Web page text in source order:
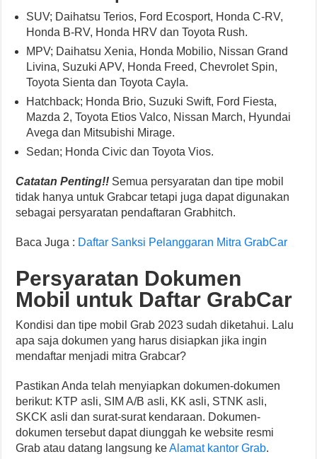
SUV; Daihatsu Terios, Ford Ecosport, Honda C-RV,
Honda B-RV, Honda HRV dan Toyota Rush.
MPV; Daihatsu Xenia, Honda Mobilio, Nissan Grand
Livina, Suzuki APV, Honda Freed, Chevrolet Spin,
Toyota Sienta dan Toyota Cayla.
Hatchback; Honda Brio, Suzuki Swift, Ford Fiesta,
Mazda 2, Toyota Etios Valco, Nissan March, Hyundai
Avega dan Mitsubishi Mirage.
Sedan; Honda Civic dan Toyota Vios.
Catatan Penting!! Semua persyaratan dan tipe mobil
tidak hanya untuk Grabcar tetapi juga dapat digunakan
sebagai persyaratan pendaftaran Grabhitch.
Baca Juga : Daftar Sanksi Pelanggaran Mitra GrabCar
Persyaratan Dokumen
Mobil untuk Daftar GrabCar
Kondisi dan tipe mobil Grab 2023 sudah diketahui. Lalu
apa saja dokumen yang harus disiapkan jika ingin
mendaftar menjadi mitra Grabcar?
Pastikan Anda telah menyiapkan dokumen-dokumen
berikut: KTP asli, SIM A/B asli, KK asli, STNK asli,
SKCK asli dan surat-surat kendaraan. Dokumen-
dokumen tersebut dapat diunggah ke website resmi
Grab atau datang langsung keAlamat kantor Grab.